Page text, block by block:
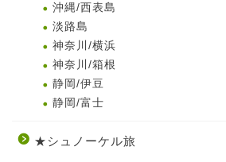
沖縄/西表島
淡路島
神奈川/横浜
神奈川/箱根
静岡/伊豆
静岡/富士
★シュノーケル旅